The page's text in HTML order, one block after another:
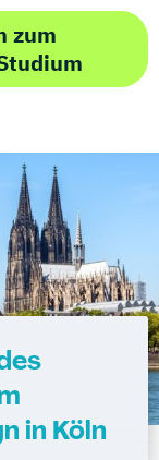
zum
in Köln